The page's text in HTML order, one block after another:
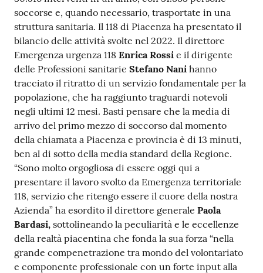
a
Piacenza
Costruiamo
Salute
Novità
Scuole
Imprese
ed Enti
soccorse e, quando necessario, trasportate in una
struttura sanitaria. Il 118 di Piacenza ha presentato il
bilancio delle attività svolte nel 2022. Il direttore
Emergenza urgenza 118 Enrica Rossi e il dirigente
delle Professioni sanitarie Stefano Nani hanno
tracciato il ritratto di un servizio fondamentale per la
popolazione, che ha raggiunto traguardi notevoli
negli ultimi 12 mesi. Basti pensare che la media di
arrivo del primo mezzo di soccorso dal momento
della chiamata a Piacenza e provincia è di 13 minuti,
ben al di sotto della media standard della Regione.
“Sono molto orgogliosa di essere oggi qui a
presentare il lavoro svolto da Emergenza territoriale
118, servizio che ritengo essere il cuore della nostra
Azienda” ha esordito il direttore generale Paola
Bardasi, sottolineando la peculiarità e le eccellenze
della realtà piacentina che fonda la sua forza “nella
grande compenetrazione tra mondo del volontariato
e componente professionale con un forte input alla